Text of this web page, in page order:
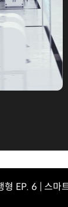
형 EP. 6 | 스마